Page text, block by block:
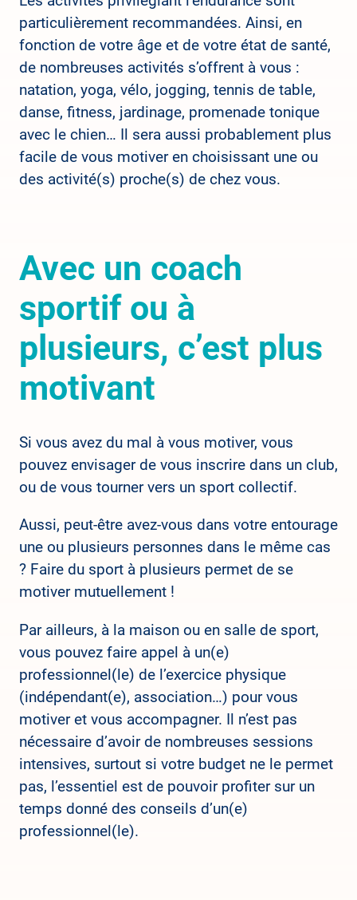
particulièrement recommandées. Ainsi, en
fonction de votre âge et de votre état de santé,
de nombreuses activités s’offrent à vous :
natation, yoga, vélo, jogging, tennis de table,
danse, fitness, jardinage, promenade tonique
avec le chien… Il sera aussi probablement plus
facile de vous motiver en choisissant une ou
des activité(s) proche(s) de chez vous.
Avec un coach
sportif ou à
plusieurs, c’est plus
motivant
Si vous avez du mal à vous motiver, vous
pouvez envisager de vous inscrire dans un club,
ou de vous tourner vers un sport collectif.
Aussi, peut-être avez-vous dans votre entourage
une ou plusieurs personnes dans le même cas
? Faire du sport à plusieurs permet de se
motiver mutuellement !
Par ailleurs, à la maison ou en salle de sport,
vous pouvez faire appel à un(e)
professionnel(le) de l’exercice physique
(indépendant(e), association…) pour vous
motiver et vous accompagner. Il n’est pas
nécessaire d’avoir de nombreuses sessions
intensives, surtout si votre budget ne le permet
pas, l’essentiel est de pouvoir profiter sur un
temps donné des conseils d’un(e)
professionnel(le).